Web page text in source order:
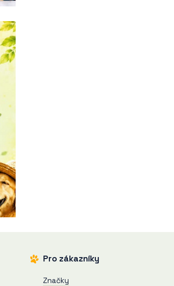
Pro zákazníky
Značky